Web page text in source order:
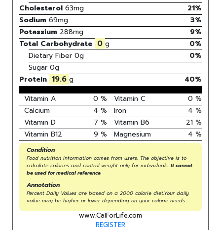
Cholesterol 63mg 21%
Sodium 69mg 3%
Potassium 288mg 9%
Total Carbohydrate 0 g 0%
Dietary Fiber 0g
0%
Sugar 0g
Protein 19.6 g 40%
Vitamin A
0 % Vitamin C 0 %
Calcium
4 % Iron 4 %
Vitamin D
7 % Vitamin B6 21 %
Vitamin B12
9 % Magnesium 4 %
Condition
Food nutrition information comes from users. The objective is to
calculate calories and control weight only for individuals. It cannot
be used for medical reference.
Annotation
Percent Daily Values are based on a 2000 calorie diet.Your daily
value may be higher or lower depending on your calorie needs.
www.CalForLife.com
REGISTER